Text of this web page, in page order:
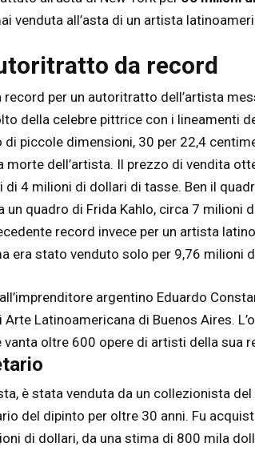
venduta all’asta di un artista
da record
per un autoritratto dell’artista
della celebre pittrice con i lineamenti
piccole dimensioni, 30 per 22,4
morte dell’artista. Il prezzo di vendita
4 milioni di dollari di tasse. Ben il
quadro di Frida Kahlo, circa 7 milioni
record invece per un artista
era stato venduto solo per 9,76 milioni
argentino Eduardo
Arte Latinoamericana di Buenos Aires.
oltre 600 opere di artisti della sua
è stata venduta da un collezionista del
del dipinto per oltre 30 anni. Fu
di dollari, da una stima di 800 mila